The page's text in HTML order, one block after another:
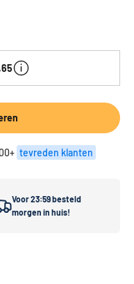
tevreden klanten
Voor 23:59 besteld
morgen in huis!